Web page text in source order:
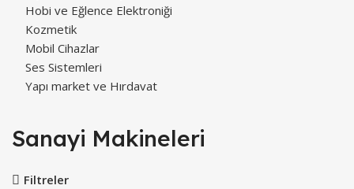
Hobi ve Eğlence Elektroniği
Kozmetik
Mobil Cihazlar
Ses Sistemleri
Yapı market ve Hırdavat
Sanayi Makineleri
Filtreler